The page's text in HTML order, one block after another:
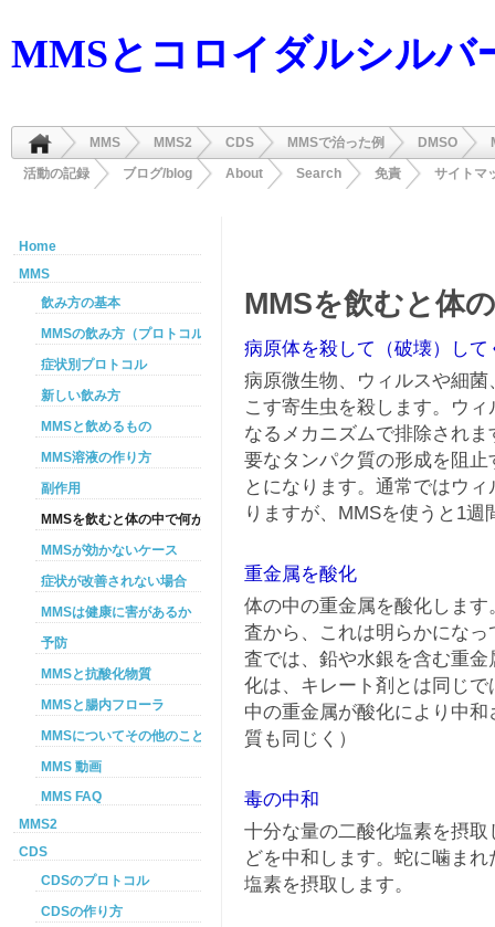
MMSとコロイダルシルバ
MMS MMS2 CDS MMSで治った例 DMSO
活動の記録
ブログ/blog About Search 免責 サイトマ
MMSを飲むと体
病原体を殺して（破壊）して
病原微生物、ウィルスや細
こす寄生虫を殺します。ウ
なるメカニズムで排除され
要なタンパク質の形成を阻
とになります。通常ではウ
りますが、MMSを使うと1週
重金属を酸化
体の中の重金属を酸化しま
査から、これは明らかにな
査では、鉛や水銀を含む重
化は、キレート剤とは同じ
中の重金属が酸化により中
質も同じく）
毒の中和
十分な量の二酸化塩素を摂
どを中和します。蛇に噛ま
塩素を摂取します。
Home
MMS
飲み方の基本
MMSの飲み方（プロトコル）
症状別プロトコル
新しい飲み方
MMSと飲めるもの
MMS溶液の作り方
副作用
MMSを飲むと体の中で何が起こるか
MMSが効かないケース
症状が改善されない場合
MMSは健康に害があるか
予防
MMSと抗酸化物質
MMSと腸内フローラ
MMSについてその他のこと
MMS 動画
MMS FAQ
MMS2
CDS
CDSのプロトコル
CDSの作り方